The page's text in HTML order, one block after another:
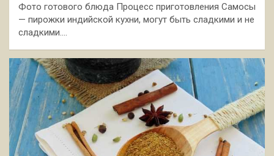
Фото готового блюда Процесс приготовления Самосы
— пирожки индийской кухни, могут быть сладкими и не
сладкими.…